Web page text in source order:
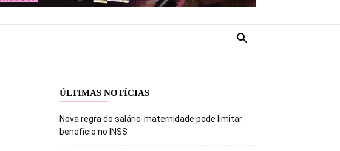
ÚLTIMAS NOTÍCIAS
Nova regra do salário-maternidade pode limitar
benefício no INSS